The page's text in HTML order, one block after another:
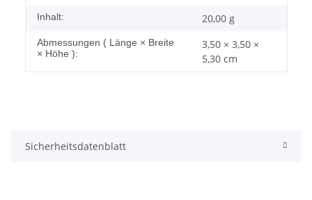
Inhalt: 20,00 g
Abmessungen ( Länge × Breite
× Höhe ):
3,50 × 3,50 ×
5,30 cm
Sicherheitsdatenblatt